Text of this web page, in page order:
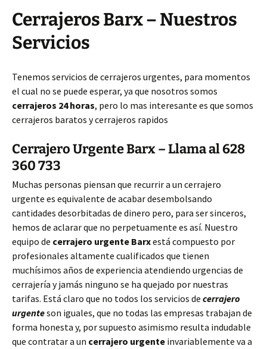
Cerrajeros Barx – Nuestros
Servicios
Tenemos servicios de cerrajeros urgentes, para momentos
el cual no se puede esperar, ya que nosotros somos
cerrajeros 24 horas, pero lo mas interesante es que somos
cerrajeros baratos y cerrajeros rapidos
Cerrajero Urgente Barx – Llama al 628
360 733
Muchas personas piensan que recurrir a un cerrajero
urgente es equivalente de acabar desembolsando
cantidades desorbitadas de dinero pero, para ser sinceros,
hemos de aclarar que no perpetuamente es así. Nuestro
equipo de cerrajero urgente Barxestá compuesto por
profesionales altamente cualificados que tienen
muchísimos años de experiencia atendiendo urgencias de
cerrajería y jamás ninguno se ha quejado por nuestras
tarifas. Está claro que no todos los servicios de cerrajero
urgenteson iguales, que no todas las empresas trabajan de
forma honesta y, por supuesto asimismo resulta indudable
que contratar a un cerrajero urgente invariablemente va a